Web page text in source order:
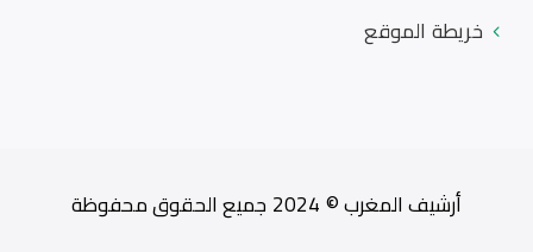
خريطة الموقع
أرشيف المغرب © 2024 جميع الحقوق محفوظة